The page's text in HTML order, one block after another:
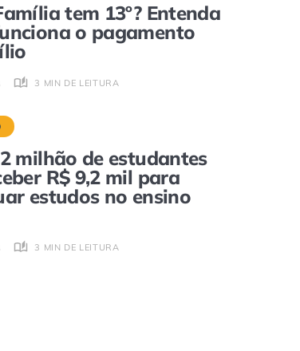
tem 13º? Entenda
o pagamento
3 MIN DE LEITURA
milhão de estudantes
R$ 9,2 mil para
estudos no ensino
3 MIN DE LEITURA